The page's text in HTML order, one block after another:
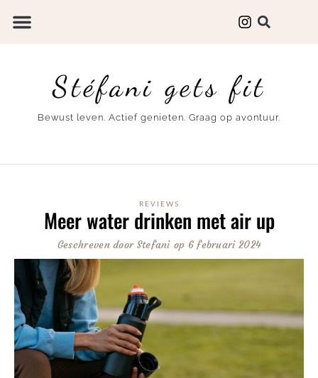
Stéfani gets fit
Bewust leven. Actief genieten. Graag op avontuur.
REVIEWS
Meer water drinken met air up
Geschreven doorStefani op 6 februari 2024